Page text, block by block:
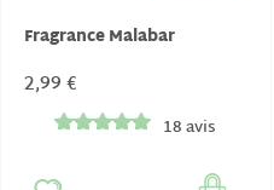
Fragrance Malabar
2,99 €
18 avis